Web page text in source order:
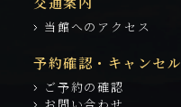
当館へのアクセス
予約確認・キャンセル
ご予約の確認